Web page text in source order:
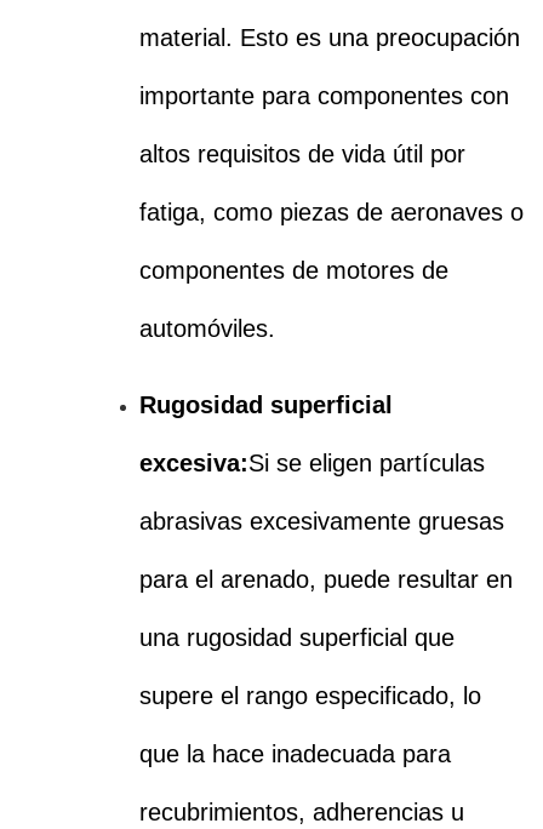
material. Esto es una preocupación
importante para componentes con
altos requisitos de vida útil por
fatiga, como piezas de aeronaves o
componentes de motores de
automóviles.
Rugosidad superficial
excesiva:Si se eligen partículas
abrasivas excesivamente gruesas
para el arenado, puede resultar en
una rugosidad superficial que
supere el rango especificado, lo
que la hace inadecuada para
recubrimientos, adherencias u